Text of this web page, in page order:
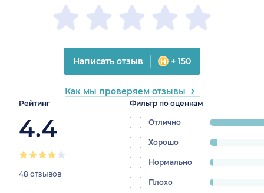
Рейтинг
4.4
48 отзывов
Фильтр по оценкам
Отличноprogress:
81.25%
Хорошо
4.166666666666666%
Нормально
2.083333333333333%
Плохо
Написать отзыв + 150
Как мы проверяем отзывы